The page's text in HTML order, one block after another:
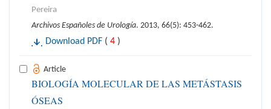
Pereira
Archivos Españoles de Urología. 2013, 66(5): 453-462.
Download PDF ( 4 )
Article
BIOLOGÍA MOLECULAR DE LAS METÁSTASIS
ÓSEAS